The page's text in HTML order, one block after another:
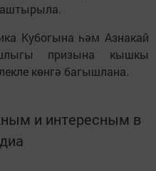
Кубогына һәм Азнакай
призына кышкы
көнгә багышлана.
и интересным в